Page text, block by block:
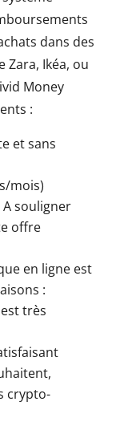
dans des
Zara, Ikéa, ou
Money
:
et sans
mois)
souligner
offre
en ligne est
:
très
crypto-